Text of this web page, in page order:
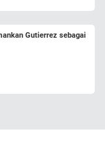
Gutierrez sebagai